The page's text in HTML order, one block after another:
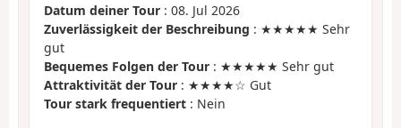
Datum deiner Tour : 08. Jul 2026
Zuverlässigkeit der Beschreibung : ★★★★★ Sehr
gut
Bequemes Folgen der Tour : ★★★★★ Sehr gut
Attraktivität der Tour : ★★★★☆ Gut
Tour stark frequentiert : Nein